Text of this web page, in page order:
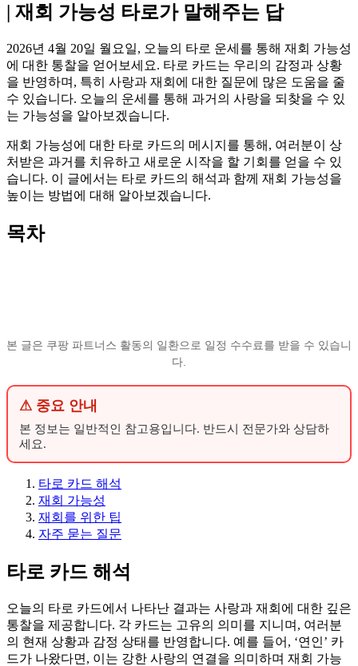
| 재회 가능성 타로가 말해주는 답
2026년 4월 20일 월요일, 오늘의 타로 운세를 통해 재회 가능성
에 대한 통찰을 얻어보세요. 타로 카드는 우리의 감정과 상황
을 반영하며, 특히 사랑과 재회에 대한 질문에 많은 도움을 줄
수 있습니다. 오늘의 운세를 통해 과거의 사랑을 되찾을 수 있
는 가능성을 알아보겠습니다.
재회 가능성에 대한 타로 카드의 메시지를 통해, 여러분이 상
처받은 과거를 치유하고 새로운 시작을 할 기회를 얻을 수 있
습니다. 이 글에서는 타로 카드의 해석과 함께 재회 가능성을
높이는 방법에 대해 알아보겠습니다.
목차
본 글은 쿠팡 파트너스 활동의 일환으로 일정 수수료를 받을 수 있습니
다.
⚠ 중요 안내
본 정보는 일반적인 참고용입니다. 반드시 전문가와 상담하
세요.
타로 카드 해석
재회 가능성
재회를 위한 팁
자주 묻는 질문
타로 카드 해석
오늘의 타로 카드에서 나타난 결과는 사랑과 재회에 대한 깊은
통찰을 제공합니다. 각 카드는 고유의 의미를 지니며, 여러분
의 현재 상황과 감정 상태를 반영합니다. 예를 들어, ‘연인’ 카
드가 나왔다면, 이는 강한 사랑의 연결을 의미하며 재회 가능